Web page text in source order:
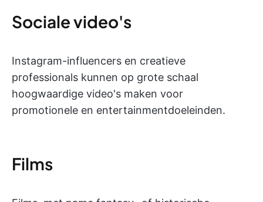
Sociale video's
Instagram-influencers en creatieve
professionals kunnen op grote schaal
hoogwaardige video's maken voor
promotionele en entertainmentdoeleinden.
Films